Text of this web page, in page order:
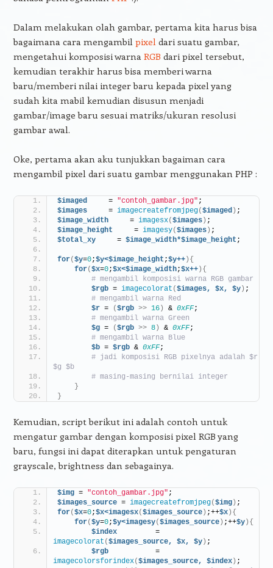
Dalam melakukan olah gambar, pertama kita harus bisa
bagaimana cara mengambil pixeldari suatu gambar,
mengetahui komposisi warna RGB dari pixel tersebut,
kemudian terakhir harus bisa memberi warna
baru/memberi nilai integer baru kepada pixel yang
sudah kita mabil kemudian disusun menjadi
gambar/image baru sesuai matriks/ukuran resolusi
gambar awal.
Oke, pertama akan aku tunjukkan bagaiman cara
mengambil pixel dari suatu gambar menggunakan PHP :
$imaged
     =
"contoh_gambar.jpg" ;
$images
     =
imagecreatefromjpeg($imaged) ;
$image_width
     =
imagesx($images) ;
$image_height
     =
imagesy($images) ;
$total_xy
     =
$image_width*$image_height ;
for($y=0;$y<$image_height ;$y++){
for($x=0;$x<$image_width;$x++){
# mengambil komposisi warna RGB gambar
$rgb = imagecolorat ($images, $x, $y) ;
# mengambil warna Red
$r = ($rgb >> 16) & 0xFF;
# mengambil warna Green
$g = ($rgb >> 8) & 0xFF;
# mengambil warna Blue
$b = $rgb & 0xFF;
# jadi komposisi RGB pixelnya adalah $r
$g $b
# masing-masing bernilai integer
}
}
Kemudian, script berikut ini adalah contoh untuk
mengatur gambar dengan komposisi pixel RGB yang
baru, fungsi ini dapat diterapkan untuk pengaturan
grayscale, brightness dan sebagainya.
$img = "contoh_gambar.jpg" ;
$images_source = imagecreatefromjpeg($img) ;
for($x=0;$x<imagesx($images_source) ;++$x){
for($y=0;$y<imagesy($images_source) ;++$y){
$index
         =
imagecolorat ($images_source, $x, $y) ;
$rgb
           =
imagecolorsforindex($images_source, $index) ;